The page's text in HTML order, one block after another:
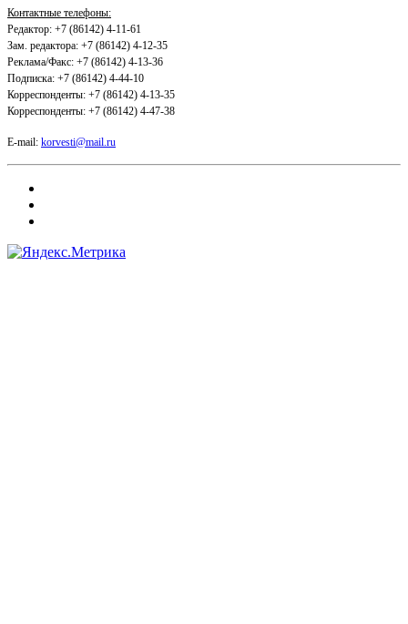
Контактные телефоны:
Редактор: +7 (86142) 4-11-61
Зам. редактора: +7 (86142) 4-12-35
Реклама/Факс: +7 (86142) 4-13-36
Подписка: +7 (86142) 4-44-10
Корреспонденты: +7 (86142) 4-13-35
Корреспонденты: +7 (86142) 4-47-38
E-mail: korvesti@mail.ru